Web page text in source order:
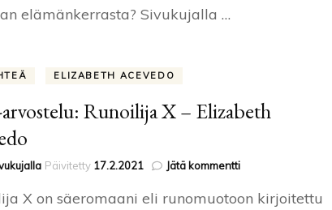
elämänkerrasta? Sivukujalla …
ELIZABETH ACEVEDO
Runoilija X – Elizabeth
Päivitetty 17.2.2021 Jätä kommenttiartikkeliin
arvostelu:
X on säeromaani eli runomuotoon kirjoitettu